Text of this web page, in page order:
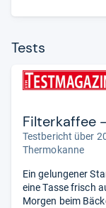
Tests
Filterkaffee
Testbericht über
Thermokanne
Ein gelungener
eine Tasse frisch
Morgen beim